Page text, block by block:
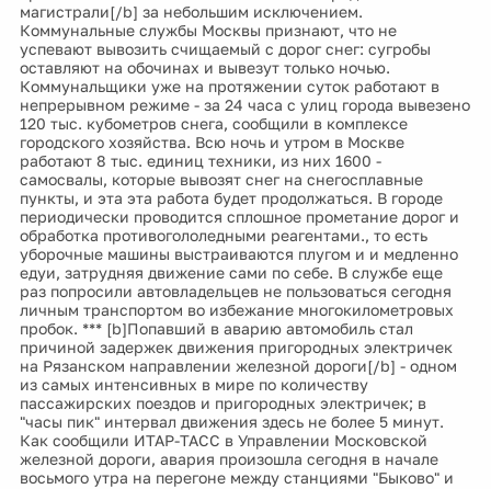
магистрали[/b] за небольшим исключением.
Коммунальные службы Москвы признают, что не
успевают вывозить счищаемый с дорог снег: сугробы
оставляют на обочинах и вывезут только ночью.
Коммунальщики уже на протяжении суток работают в
непрерывном режиме - за 24 часа с улиц города вывезено
120 тыс. кубометров снега, сообщили в комплексе
городского хозяйства. Всю ночь и утром в Москве
работают 8 тыс. единиц техники, из них 1600 -
самосвалы, которые вывозят снег на снегосплавные
пункты, и эта эта работа будет продолжаться. В городе
периодически проводится сплошное прометание дорог и
обработка противогололедными реагентами., то есть
уборочные машины выстраиваются плугом и и медленно
едуи, затрудняя движение сами по себе. В службе еще
раз попросили автовладельцев не пользоваться сегодня
личным транспортом во избежание многокилометровых
пробок. *** [b]Попавший в аварию автомобиль стал
причиной задержек движения пригородных электричек
на Рязанском направлении железной дороги[/b] - одном
из самых интенсивных в мире по количеству
пассажирских поездов и пригородных электричек; в
"часы пик" интервал движения здесь не более 5 минут.
Как сообщили ИТАР-ТАСС в Управлении Московской
железной дороги, авария произошла сегодня в начале
восьмого утра на перегоне между станциями "Быково" и